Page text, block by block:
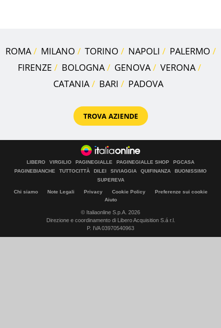
ROMA MILANO TORINO NAPOLI
PALERMO
FIRENZE
BOLOGNA GENOVA
VERONA
CATANIA
BARI PADOVA
TROVA AZIENDE
LIBERO VIRGILIO PAGINEGIALLE PAGINEGIALLE SHOP
PGCASA
PAGINEBIANCHE
TUTTOCITTÀ DILEI SIVIAGGIA QUIFINANZA
BUONISSIMO
SUPEREVA
Chi siamo Note Legali Privacy Cookie Policy
Preferenze sui cookie
Aiuto
© Italiaonline S.p.A. 2026
Direzione e coordinamento di Libero Acquisition S.á r.l.
P. IVA 03970540963